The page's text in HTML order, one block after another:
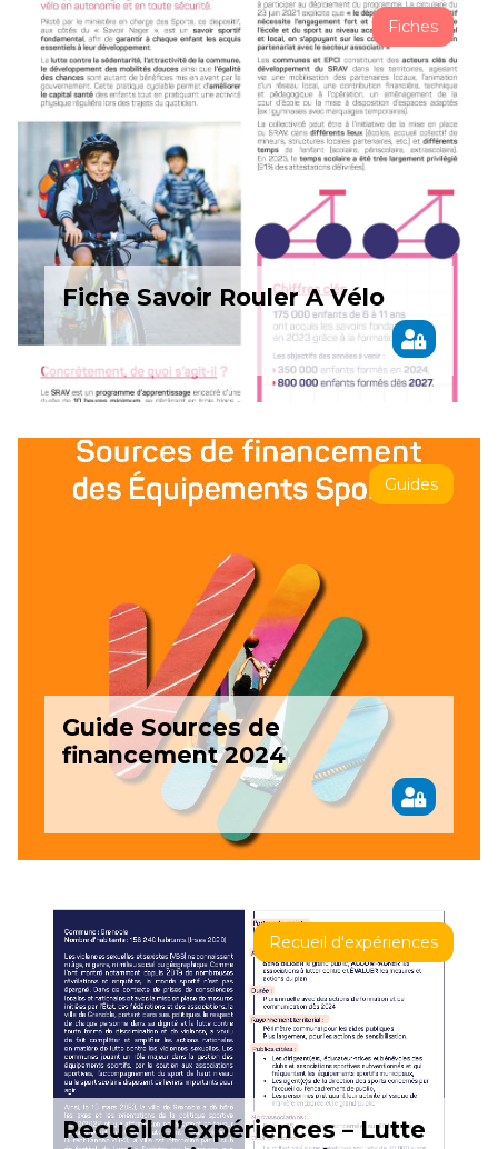
Fiches
Fiche Savoir Rouler A Vélo
Guides
Guide Sources de
financement 2024
Recueil d'expériences
Recueil d’expériences – Lutte